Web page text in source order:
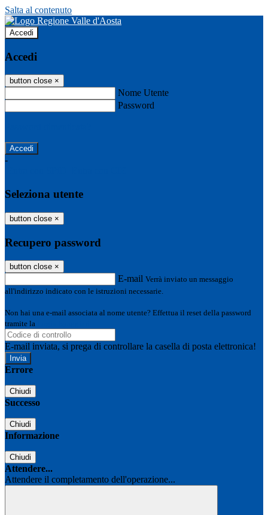
Salta al contenuto
Accedi
Accedi
button close ×
Nome Utente
Password
-
Seleziona utente
button close ×
Recupero password
button close ×
E-mail Verrà inviato un messaggio
all'indirizzo indicato con le istruzioni necessarie.
Non hai una e-mail associata al nome utente? Effettua il reset della password
tramite la
E-mail inviata, si prega di controllare la casella di posta elettronica!
Errore
Chiudi
Successo
Chiudi
Informazione
Chiudi
Attendere...
Attendere il completamento dell'operazione...